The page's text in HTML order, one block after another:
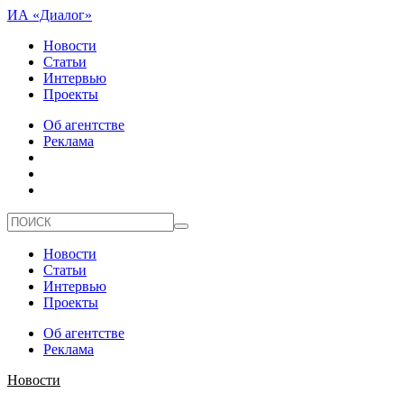
ИА «Диалог»
Новости
Статьи
Интервью
Проекты
Об агентстве
Реклама
Новости
Статьи
Интервью
Проекты
Об агентстве
Реклама
Новости